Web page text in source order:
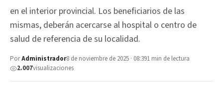
en el interior provincial. Los beneficiarios de las
mismas, deberán acercarse al hospital o centro de
salud de referencia de su localidad.
PorAdministrador8 de noviembre de 2025 · 08:391 min de lectura
2.007visualizaciones